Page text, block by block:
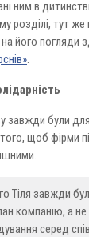
ним в
розділі, тут
його погляди
.
завжди були
щоб фірми
Тіля завжди
компанію, а
серед